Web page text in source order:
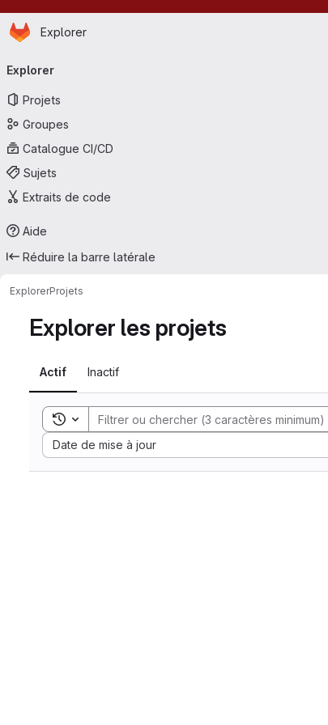
Passer au contenu principal
Page d'accueil
Explorer
principale
Explorer
Projets
Groupes
Catalogue CI/CD
Sujets
Extraits de code
Aide
Réduire la barre latérale
ExplorerProjets
Explorer les projets
Actif Inactif
Toggle search history
Date de mise à jour
Sort by: